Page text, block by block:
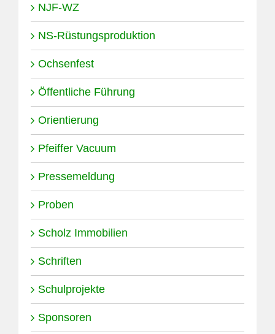
NJF-WZ
NS-Rüstungsproduktion
Ochsenfest
Öffentliche Führung
Orientierung
Pfeiffer Vacuum
Pressemeldung
Proben
Scholz Immobilien
Schriften
Schulprojekte
Sponsoren